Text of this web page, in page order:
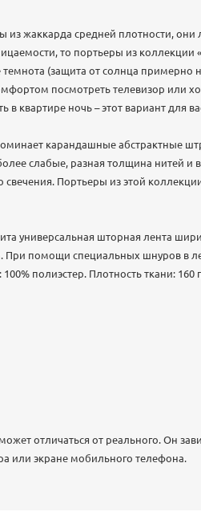
жаккарда средней плотности, они
то портьеры из
(защита от солнца примерно
посмотреть телевизор или
в квартире ночь – этот вариант для
карандашные абстрактные
слабые, разная толщина нитей и в
свечения. Портьеры из этой
универсальная шторная лента
При помощи специальных шнуров в
полиэстер. Плотность ткани: 160
отличаться от реального. Он
или экране мобильного телефона.